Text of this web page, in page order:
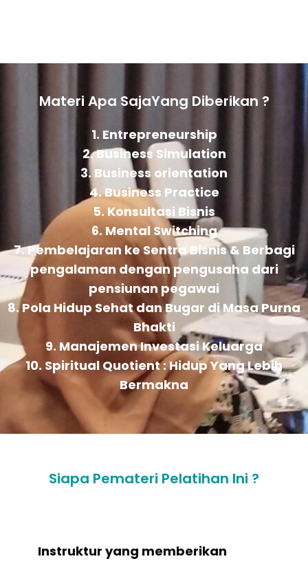
Materi Apa SajaYang Diberikan ?
1. Entrepreneurship
2. Business Simulation
3. Business orientation
4. Business Practice
5. Konsultasi Bisnis
6. Mental Switching
7. Pembelajaran ke Sentra Bisnis & Berbagi
pengalaman dengan pengusaha dari
pensiunan pegawai
8. Pola Hidup Sehat dan Bugar di Masa Purna
Bhakti
9. Manajemen Investasi Keluarga
10. Spiritual Quotient : Hidup Yang Lebih
Bermakna
Siapa Pemateri Pelatihan Ini ?
Instruktur yang memberikan